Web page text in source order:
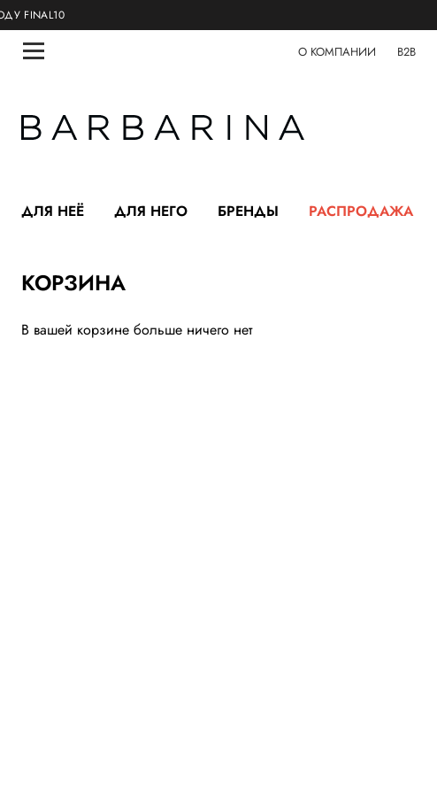
О КОМПАНИИ B2B
ДЛЯ НЕЁ ДЛЯ НЕГО БРЕНДЫ РАСПРОДАЖА
КОРЗИНА
В вашей корзине больше ничего нет